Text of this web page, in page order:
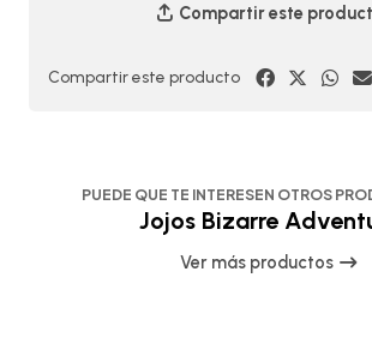
Compartir este
Compartir este producto
PUEDE QUE TE INTERESEN OTROS
Jojos Bizarre
Ver más productos